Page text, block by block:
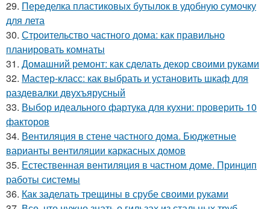
29. Переделка пластиковых бутылок в удобную сумочку
для лета
30. Строительство частного дома: как правильно
планировать комнаты
31. Домашний ремонт: как сделать декор своими руками
32. Мастер-класс: как выбрать и установить шкаф для
раздевалки двухъярусный
33. Выбор идеального фартука для кухни: проверить 10
факторов
34. Вентиляция в стене частного дома. Бюджетные
варианты вентиляции каркасных домов
35. Естественная вентиляция в частном доме. Принцип
работы системы
36. Как заделать трещины в срубе своими руками